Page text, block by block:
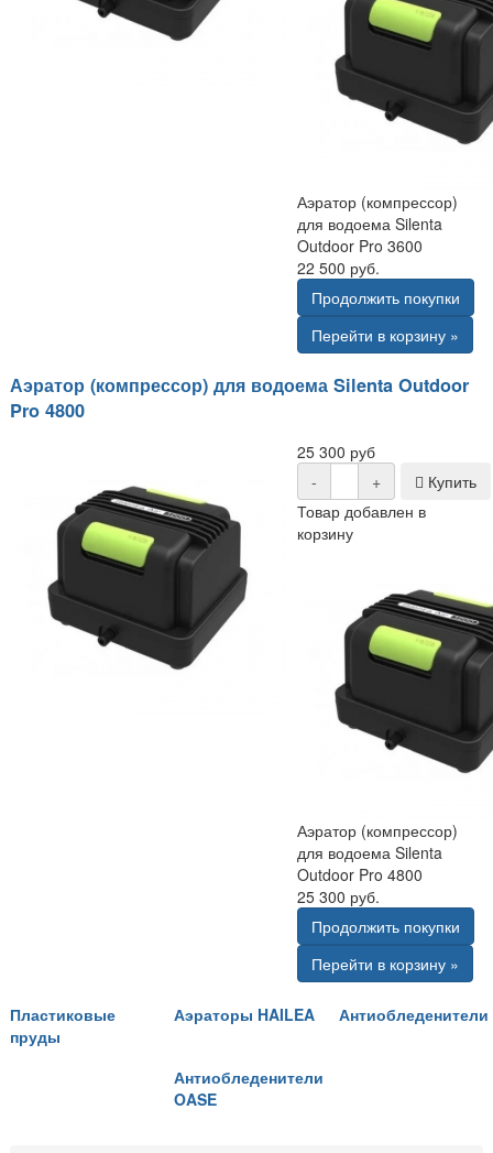
Аэратор (компрессор)
для водоема Silenta
Outdoor Pro 3600
22 500 руб.
Продолжить покупки
Перейти в корзину »
Аэратор (компрессор) для водоема Silenta Outdoor
Pro 4800
25 300 руб
-
+
Купить
Товар добавлен в
корзину
Аэратор (компрессор)
для водоема Silenta
Outdoor Pro 4800
25 300 руб.
Продолжить покупки
Перейти в корзину »
Пластиковые
пруды
Аэраторы HAILEA Антиобледенители
Антиобледенители
OASE